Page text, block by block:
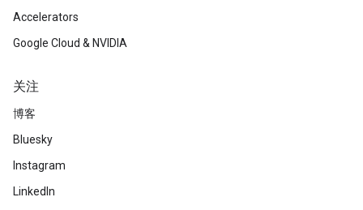
Accelerators
Google Cloud & NVIDIA
关注
博客
Bluesky
Instagram
LinkedIn